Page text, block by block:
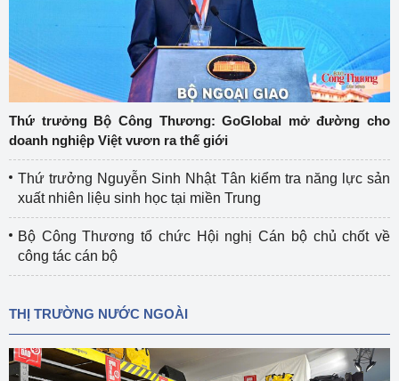
Thứ trưởng Bộ Công Thương: GoGlobal mở đường cho
doanh nghiệp Việt vươn ra thế giới
Thứ trưởng Nguyễn Sinh Nhật Tân kiểm tra năng lực sản
xuất nhiên liệu sinh học tại miền Trung
Bộ Công Thương tổ chức Hội nghị Cán bộ chủ chốt về
công tác cán bộ
THỊ TRƯỜNG NƯỚC NGOÀI